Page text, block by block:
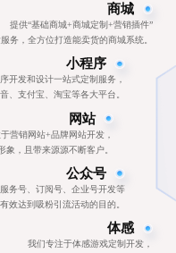
商城
提供“基础商城+商城定制+营销插件”
务，全方位打造能卖货的商城系统。
小程序
开发和设计一站式定制服务，
、支付宝、淘宝等各大平台。
网站
营销网站+品牌网站开发，
象，且带来源源不断客户。
公众号
务号、订阅号、企业号开发等
效达到吸粉引流活动的目的。
体感
我们专注于体感游戏定制开发，